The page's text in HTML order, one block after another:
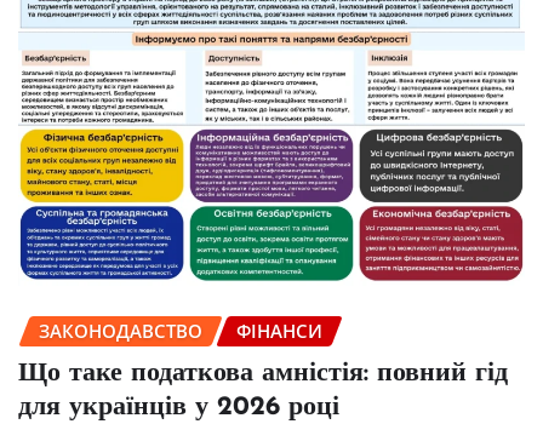
ЗАКОНОДАВСТВО ФІНАНСИ
Що таке податкова амністія: повний гід
для українців у 2026 році